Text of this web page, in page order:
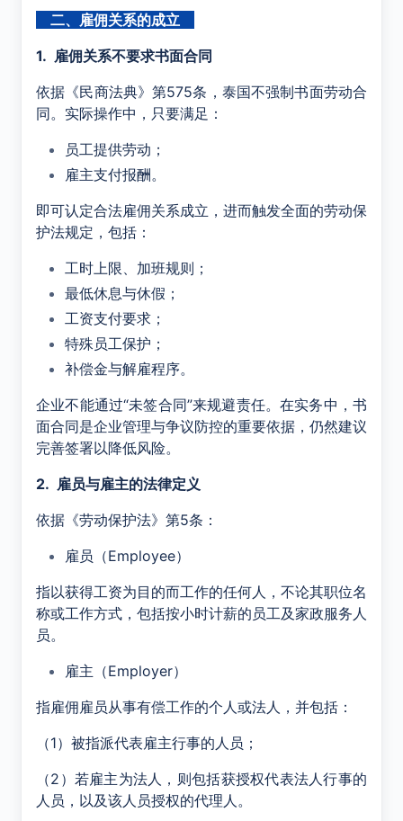
二、雇佣关系的成立
1. 雇佣关系不要求书面合同
依据《民商法典》第575条，泰国不强制书面劳动合
同。实际操作中，只要满足：
员工提供劳动；
雇主支付报酬。
即可认定合法雇佣关系成立，进而触发全面的劳动保
护法规定，包括：
工时上限、加班规则；
最低休息与休假；
工资支付要求；
特殊员工保护；
补偿金与解雇程序。
企业不能通过“未签合同”来规避责任。在实务中，书
面合同是企业管理与争议防控的重要依据，仍然建议
完善签署以降低风险。
2. 雇员与雇主的法律定义
依据《劳动保护法》第5条：
雇员（Employee）
指以获得工资为目的而工作的任何人，不论其职位名
称或工作方式，包括按小时计薪的员工及家政服务人
员。
雇主（Employer）
指雇佣雇员从事有偿工作的个人或法人，并包括：
（1）被指派代表雇主行事的人员；
（2）若雇主为法人，则包括获授权代表法人行事的
人员，以及该人员授权的代理人。